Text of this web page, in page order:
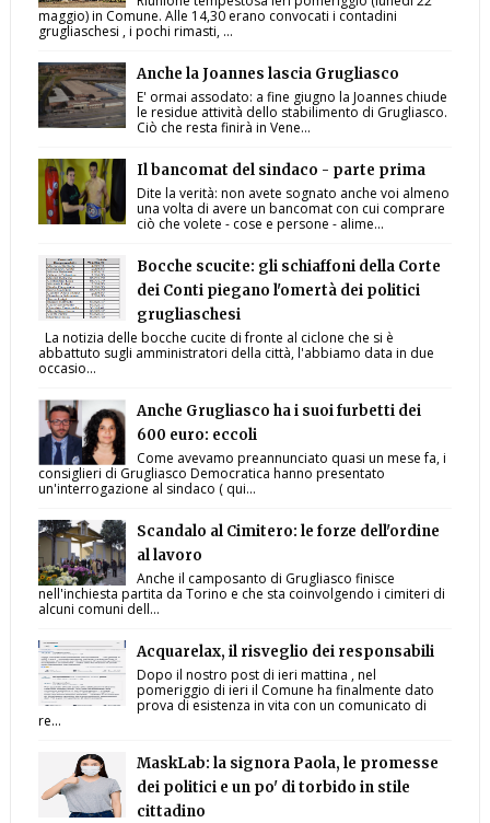
maggio) in Comune. Alle 14,30 erano convocati i contadini
grugliaschesi , i pochi rimasti, ...
Anche la Joannes lascia Grugliasco
E' ormai assodato: a fine giugno la Joannes chiude
le residue attività dello stabilimento di Grugliasco.
Ciò che resta finirà in Vene...
Il bancomat del sindaco - parte prima
Dite la verità: non avete sognato anche voi almeno
una volta di avere un bancomat con cui comprare
ciò che volete - cose e persone - alime...
Bocche scucite: gli schiaffoni della Corte
dei Conti piegano l'omertà dei politici
grugliaschesi
La notizia delle bocche cucite di fronte al ciclone che si è
abbattuto sugli amministratori della città, l'abbiamo data in due
occasio...
Anche Grugliasco ha i suoi furbetti dei
600 euro: eccoli
Come avevamo preannunciato quasi un mese fa, i
consiglieri di Grugliasco Democratica hanno presentato
un'interrogazione al sindaco ( qui...
Scandalo al Cimitero: le forze dell'ordine
al lavoro
Anche il camposanto di Grugliasco finisce
nell'inchiesta partita da Torino e che sta coinvolgendo i cimiteri di
alcuni comuni dell...
Acquarelax, il risveglio dei responsabili
Dopo il nostro post di ieri mattina , nel
pomeriggio di ieri il Comune ha finalmente dato
prova di esistenza in vita con un comunicato di
re...
MaskLab: la signora Paola, le promesse
dei politici e un po' di torbido in stile
cittadino